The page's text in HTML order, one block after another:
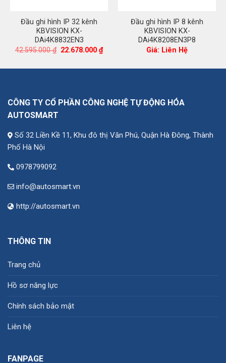
Đầu ghi hình IP 32 kênh
KBVISION KX-
DAi4K8832EN3
42.595.000₫ Giá
42.595.000 ₫.
22.678.000₫Giá
hiện
là:
Đầu ghi hình IP 8 kênh
KBVISION KX-
DAi4K8208EN3P8
Giá: Liên Hệ
CÔNG TY CỔ PHẦN CÔNG NGHỆ TỰ ĐỘNG HÓA
AUTOSMART
Số 32 Liền Kề 11, Khu đô thị Văn Phú, Quận Hà Đông, Thành
Phố Hà Nội
0978799092
info@autosmart.vn
http://autosmart.vn
THÔNG TIN
Trang chủ
Hồ sơ năng lực
Chính sách bảo mật
Liên hệ
FANPAGE